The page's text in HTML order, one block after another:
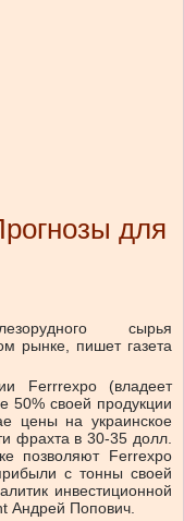
для
сырья
рынке, пишет газета
Ferrrexpo (владеет
50% своей продукции
цены на украинское
фрахта в 30-35 долл.
позволяют Ferrexpo
с тонны своей
инвестиционной
Андрей Попович.